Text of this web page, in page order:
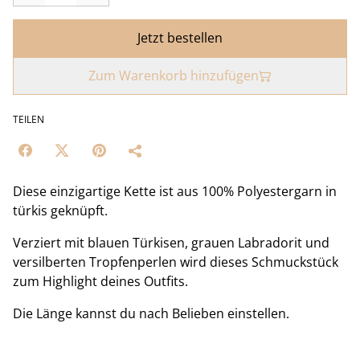
Jetzt bestellen
Zum Warenkorb hinzufügen
TEILEN
Diese einzigartige Kette ist aus 100% Polyestergarn in
türkis geknüpft.
Verziert mit blauen Türkisen, grauen Labradorit und
versilberten Tropfenperlen wird dieses Schmuckstück
zum Highlight deines Outfits.
Die Länge kannst du nach Belieben einstellen.